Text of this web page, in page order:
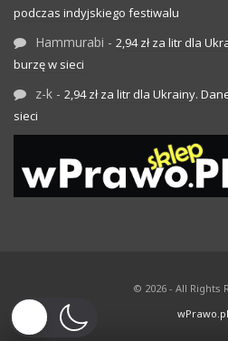
podczas indyjskiego festiwalu
Hammurabi - 2,94 zł za litr dla
burzę w sieci
z-k - 2,94 zł za litr dla Ukrainy.
sieci
© 2026 - All Rights
wPrawo.pl